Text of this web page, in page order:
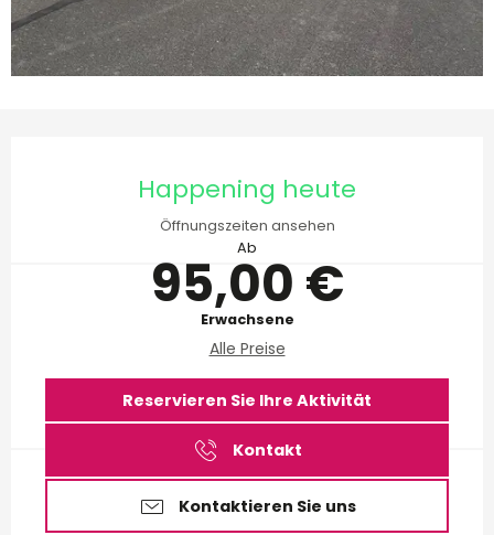
Happening heute
Öffnungszeiten ansehen
Ab
95,00 €
Erwachsene
Alle Preise
Reservieren Sie Ihre Aktivität
Kontakt
Kontaktieren Sie uns